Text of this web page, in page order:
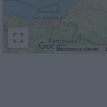
Raccourcis clavier